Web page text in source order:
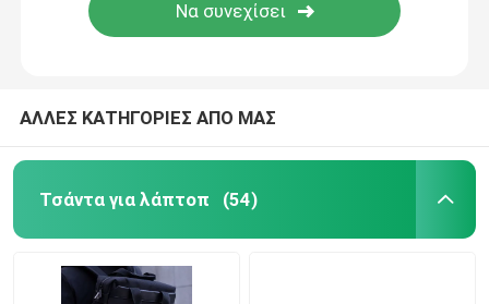
ΑΛΛΕΣ ΚΑΤΗΓΟΡΙΕΣ ΑΠΟ ΜΑΣ
Τσάντα για λάπτοπ (54)